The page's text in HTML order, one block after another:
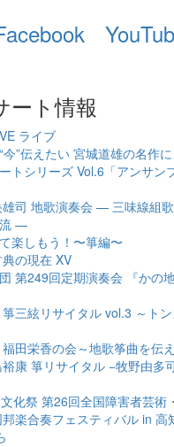
ート情報
ライブ
”伝えたい 宮城道雄の名作に
トシリーズ Vol.6「アンサン
司 地歌演奏会 — 三味線組
流 —
楽しもう！〜箏編〜
の現在 XV
第249回定期演奏会 『かの
三絃リサイタル vol.3 ～トン
田栄香の会～地歌筝曲を伝
康 箏リサイタル −牧野由多
化祭 第26回全国障害者芸術・
楽合奏フェスティバル in 高